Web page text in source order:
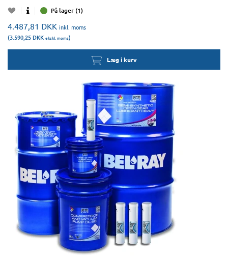
På lager (1)
4.487,81 DKK inkl. moms
(3.590,25 DKK ekskl. moms)
Læg i kurv